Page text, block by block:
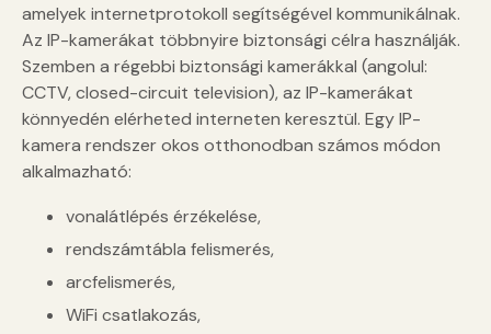
amelyek internetprotokoll segítségével kommunikálnak.
Az IP-kamerákat többnyire biztonsági célra használják.
Szemben a régebbi biztonsági kamerákkal (angolul:
CCTV, closed-circuit television), az IP-kamerákat
könnyedén elérheted interneten keresztül. Egy IP-
kamera rendszer okos otthonodban számos módon
alkalmazható:
vonalátlépés érzékelése,
rendszámtábla felismerés,
arcfelismerés,
WiFi csatlakozás,